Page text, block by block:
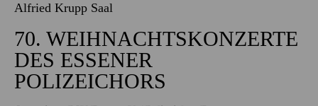
Alfried Krupp Saal
70. WEIHNACHTSKONZERTE
DES ESSENER
POLIZEICHORS